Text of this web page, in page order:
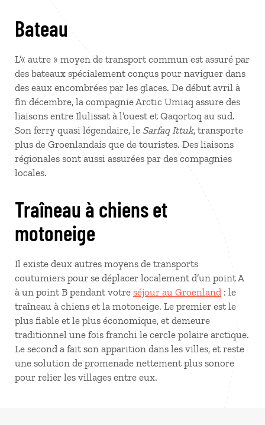
Bateau
L’« autre » moyen de transport commun est assuré par
des bateaux spécialement conçus pour naviguer dans
des eaux encombrées par les glaces. De début avril à
fin décembre, la compagnie Arctic Umiaq assure des
liaisons entre Ilulissat à l’ouest et Qaqortoq au sud.
Son ferry quasi légendaire, le Sarfaq Ittuk, transporte
plus de Groenlandais que de touristes. Des liaisons
régionales sont aussi assurées par des compagnies
locales.
Traîneau à chiens et
motoneige
Il existe deux autres moyens de transports
coutumiers pour se déplacer localement d’un point A
à un point B pendant votre séjour au Groenland : le
traîneau à chiens et la motoneige. Le premier est le
plus fiable et le plus économique, et demeure
traditionnel une fois franchi le cercle polaire arctique.
Le second a fait son apparition dans les villes, et reste
une solution de promenade nettement plus sonore
pour relier les villages entre eux.